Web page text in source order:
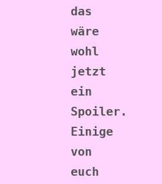
das
wäre
wohl
jetzt
ein
Spoiler.
Einige
von
euch